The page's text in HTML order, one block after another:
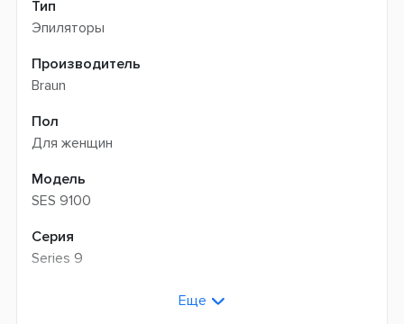
Тип
Эпиляторы
Производитель
Braun
Пол
Для женщин
Модель
SES 9100
Серия
Series 9
Еще